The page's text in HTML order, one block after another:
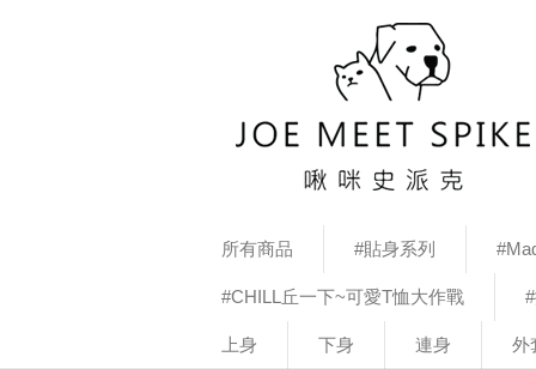
所有商品 #貼身系列
#CHILL丘一下~可愛T恤大作戰
上身 下身 連身 外